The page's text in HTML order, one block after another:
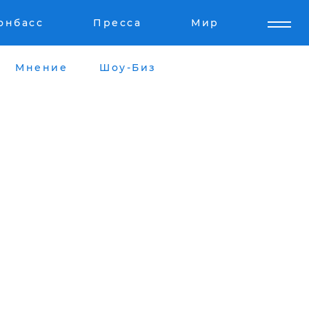
Пресса Мир
Мнение Шоу-Биз